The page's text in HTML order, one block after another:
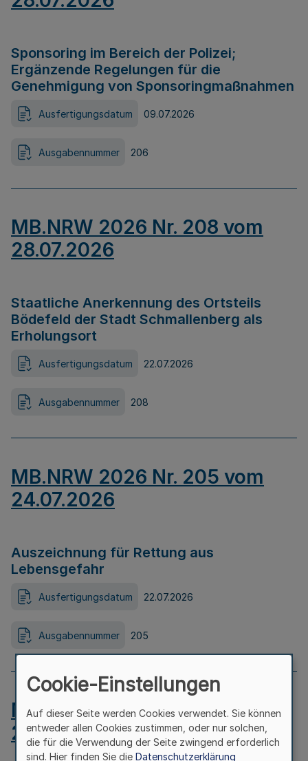
Sponsoring im Bereich der Polizei;
Ergänzende Regelungen für die
Genehmigung von Sponsoringmaßnahmen
Ausfertigungsdatum 09.07.2026
Ausgabennummer 206
MB.NRW 2026 Nr. 208 vom
28.07.2026
Staatliche Anerkennung des Ortsteils
Bödefeld der Stadt Schmallenberg als
Erholungsort
Ausfertigungsdatum 22.07.2026
Ausgabennummer 208
MB.NRW 2026 Nr. 205 vom
24.07.2026
Auszeichnung für Rettung aus
Lebensgefahr
Ausfertigungsdatum 22.07.2026
Ausgabennummer 205
MB.NRW 2026 Nr. 204 vom
24.07.2026
Cookie-Einstellungen
Auf dieser Seite werden Cookies verwendet. Sie können
entweder allen Cookies zustimmen, oder nur solchen,
die für die Verwendung der Seite zwingend erforderlich
sind. Hier finden Sie die Datenschutzerklärung